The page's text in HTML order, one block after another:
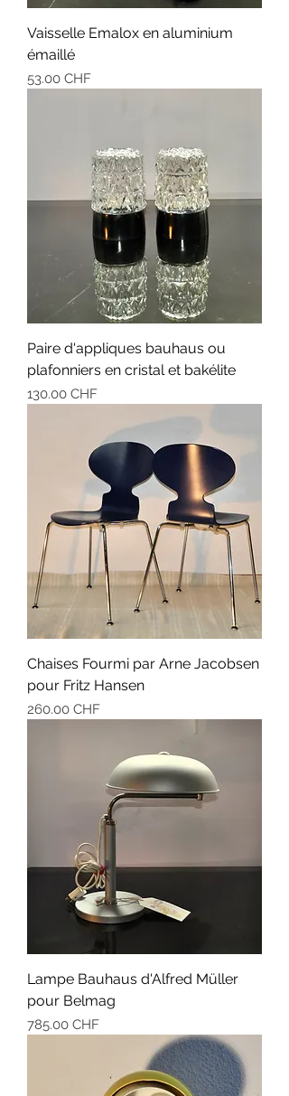
Vaisselle Emalox en aluminium
émaillé
Prix
53.00 CHF
Paire d'appliques bauhaus ou
plafonniers en cristal et bakélite
Prix
130.00 CHF
Chaises Fourmi par Arne Jacobsen
pour Fritz Hansen
Prix
260.00 CHF
Lampe Bauhaus d'Alfred Müller
pour Belmag
Prix
785.00 CHF